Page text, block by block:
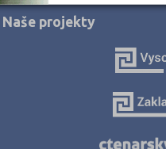
Naše projekty